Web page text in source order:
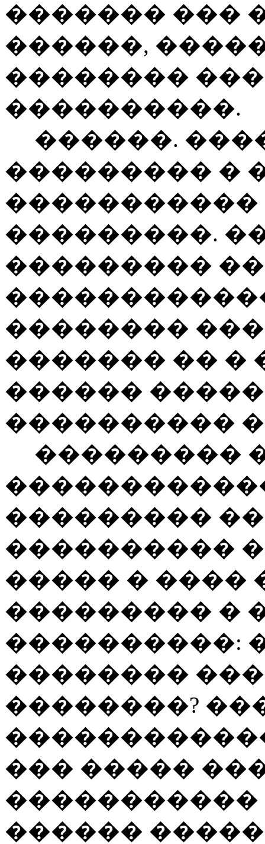
������� ���
������,
��������
����������.
������.
��������� �
�����������
���������.
���������
��������
������� �� �
������
����������
���������
���������
����������
����� � ����
��������� �
����������:
��������
��������?
��� �����
�����������
������